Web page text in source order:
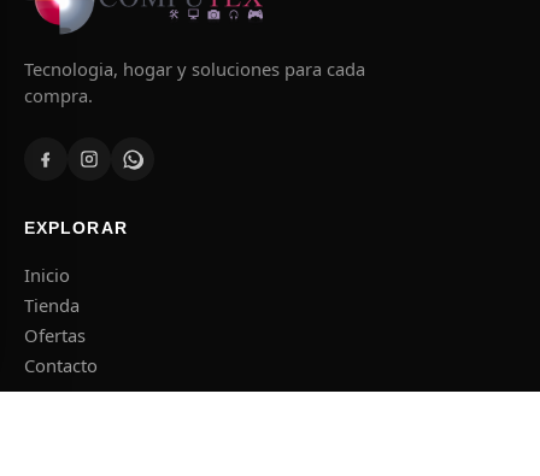
Tecnologia, hogar y soluciones para cada
compra.
EXPLORAR
Inicio
Tienda
Ofertas
Contacto